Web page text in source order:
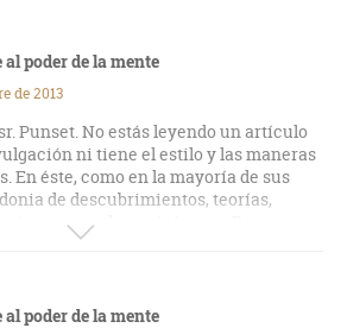
poder de la mente
de 2013
Punset. No estás leyendo un artículo
ni tiene el estilo y las maneras
En éste, como en la mayoría de sus
de descubrimientos, teorías,
personales, opiniones... Por eso es
del autor contigo que un libro de
dicho. Aprendes, reflexionas,
Y al menos mientras lo leemos usamos
poder de la mente